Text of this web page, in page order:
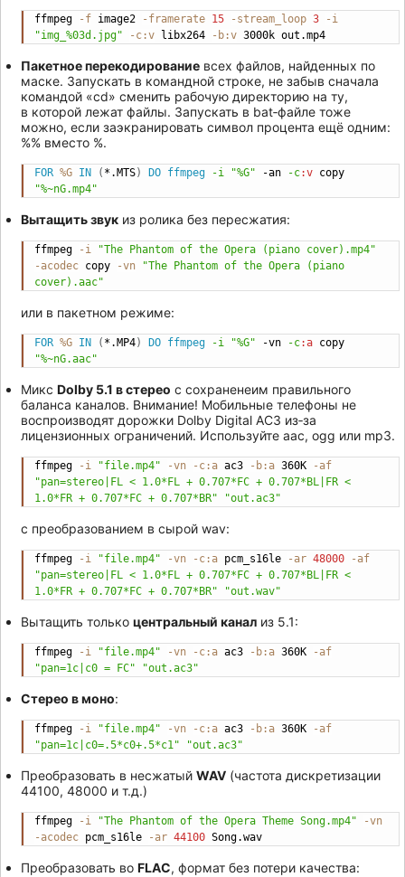
ffmpeg -f image2 -framerate 15 -stream_loop 3
-i
"img_%03d.jpg"
-c:v libx264 -b:v 3000k out.mp4
Пакетное перекодирование всех файлов, найденных по
маске. Запускать в командной строке, не забыв сначала
командой «cd» сменить рабочую директорию на ту,
в которой лежат файлы. Запускать в bat‐файле тоже
можно, если заэкранировать символ процента ещё одним:
%% вместо %.
FOR %G IN ( *.MTS) DO ffmpeg -i "%G" -an -c:v
"%~nG.mp4"
Вытащить звук из ролика без пересжатия:
ffmpeg -i
"The Phantom of the Opera (piano cover).mp4"
-acodec copy -vn
"The Phantom of the Opera (piano
cover).aac"
или в пакетном режиме:
FOR %G IN ( *.MP4) DO ffmpeg -i "%G" -vn -c:a
"%~nG.aac"
Микс Dolby 5.1 в стерео с сохраненеим правильного
баланса каналов. Внимание! Мобильные телефоны не
воспроизводят дорожки Dolby Digital AC3 из‐за
лицензионных ограничений. Используйте aac, ogg или mp3.
ffmpeg -i "file.mp4" -vn -c:a ac3 -b:a 360K
-af
"pan=stereo|FL < 1.0*FL + 0.707*FC + 0.707*BL|FR <
1.0*FR + 0.707*FC + 0.707*BR"
"out.ac3"
с преобразованием в сырой wav:
ffmpeg -i "file.mp4" -vn -c:a pcm_s16le -ar 48000
-af
"pan=stereo|FL < 1.0*FL + 0.707*FC + 0.707*BL|FR <
1.0*FR + 0.707*FC + 0.707*BR"
"out.wav"
Вытащить только центральный канал из 5.1:
ffmpeg -i "file.mp4" -vn -c:a ac3 -b:a 360K
-af
"pan=1c|c0 = FC"
"out.ac3"
Стерео в моно:
ffmpeg -i "file.mp4" -vn -c:a ac3 -b:a 360K
-af
"pan=1c|c0=.5*c0+.5*c1"
"out.ac3"
Преобразовать в несжатый WAV (частота дискретизации
44100, 48000 и т.д.)
ffmpeg -i "The Phantom of the Opera Theme Song.mp4"
-vn
-acodec pcm_s16le -ar 44100 Song.wav
Преобразовать во FLAC, формат без потери качества: